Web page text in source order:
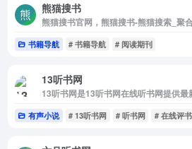
熊猫搜书
书籍导航 # 书籍导航 # 阅读期刊
13听书网
有声小说 # 13听书网 # 听书网 # 在线评书